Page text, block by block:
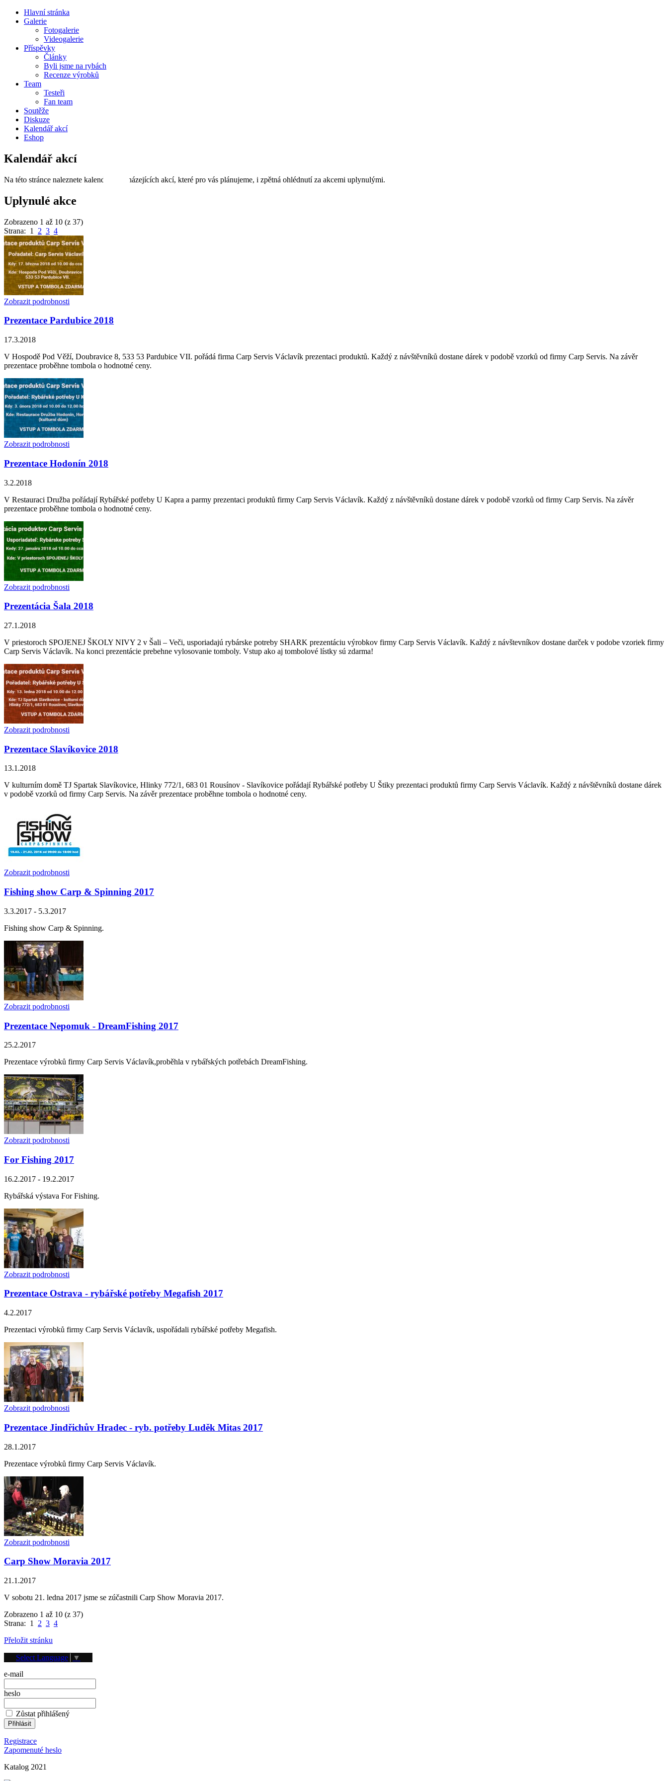
Hlavní stránka
Galerie
Fotogalerie
Videogalerie
Příspěvky
Články
Byli jsme na rybách
Recenze výrobků
Team
Testeři
Fan team
Soutěže
Diskuze
Kalendář akcí
Eshop
Kalendář akcí
Na této stránce naleznete kalendář nadcházejících akcí, které pro vás plánujeme, i zpětná ohlédnutí za akcemi uplynulými.
Uplynulé akce
Zobrazeno 1 až 10 (z 37)
Strana: 1 2 3 4
Zobrazit podrobnosti
Prezentace Pardubice 2018
17.3.2018
V Hospodě Pod Věží, Doubravice 8, 533 53 Pardubice VII. pořádá firma Carp Servis Václavík prezentaci produktů. Každý z návštěvníků dostane dárek v podobě vzorků od firmy Carp Servis. Na závěr
prezentace proběhne tombola o hodnotné ceny.
Zobrazit podrobnosti
Prezentace Hodonín 2018
3.2.2018
V Restauraci Družba pořádají Rybářské potřeby U Kapra a parmy prezentaci produktů firmy Carp Servis Václavík. Každý z návštěvníků dostane dárek v podobě vzorků od firmy Carp Servis. Na závěr
prezentace proběhne tombola o hodnotné ceny.
Zobrazit podrobnosti
Prezentácia Šala 2018
27.1.2018
V priestoroch SPOJENEJ ŠKOLY NIVY 2 v Šali – Veči, usporiadajú rybárske potreby SHARK prezentáciu výrobkov firmy Carp Servis Václavík. Každý z návštevníkov dostane darček v podobe vzoriek firmy
Carp Servis Václavík. Na konci prezentácie prebehne vylosovanie tomboly. Vstup ako aj tombolové lístky sú zdarma!
Zobrazit podrobnosti
Prezentace Slavíkovice 2018
13.1.2018
V kulturním domě TJ Spartak Slavíkovice, Hlinky 772/1, 683 01 Rousínov - Slavíkovice pořádají Rybářské potřeby U Štiky prezentaci produktů firmy Carp Servis Václavík. Každý z návštěvníků dostane dárek
v podobě vzorků od firmy Carp Servis. Na závěr prezentace proběhne tombola o hodnotné ceny.
Zobrazit podrobnosti
Fishing show Carp & Spinning 2017
3.3.2017 - 5.3.2017
Fishing show Carp & Spinning.
Zobrazit podrobnosti
Prezentace Nepomuk - DreamFishing 2017
25.2.2017
Prezentace výrobků firmy Carp Servis Václavík,proběhla v rybářských potřebách DreamFishing.
Zobrazit podrobnosti
For Fishing 2017
16.2.2017 - 19.2.2017
Rybářská výstava For Fishing.
Zobrazit podrobnosti
Prezentace Ostrava - rybářské potřeby Megafish 2017
4.2.2017
Prezentaci výrobků firmy Carp Servis Václavík, uspořádali rybářské potřeby Megafish.
Zobrazit podrobnosti
Prezentace Jindřichův Hradec - ryb. potřeby Luděk Mitas 2017
28.1.2017
Prezentace výrobků firmy Carp Servis Václavík.
Zobrazit podrobnosti
Carp Show Moravia 2017
21.1.2017
V sobotu 21. ledna 2017 jsme se zúčastnili Carp Show Moravia 2017.
Zobrazeno 1 až 10 (z 37)
Strana: 1 2 3 4
Přeložit stránku
Select Language ▼
Přihlášení
e-mail
heslo
Zůstat přihlášený
Registrace
Zapomenuté heslo
Katalog 2021